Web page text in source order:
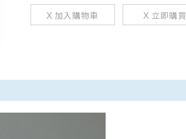
加入購物車 立即購買